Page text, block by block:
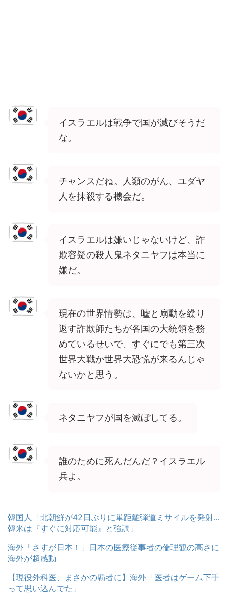
イスラエルは戦争で国が滅びそうだ
な。
チャンスだね。人類のがん、ユダヤ
人を抹殺する機会だ。
イスラエルは嫌いじゃないけど、詐
欺容疑の殺人鬼ネタニヤフは本当に
嫌だ。
現在の世界情勢は、嘘と扇動を繰り
返す詐欺師たちが各国の大統領を務
めているせいで、すぐにでも第三次
世界大戦か世界大恐慌が来るんじゃ
ないかと思う。
ネタニヤフが国を滅ぼしてる。
誰のために死んだんだ？イスラエル
兵よ。
韓国人「北朝鮮が42日ぶりに単距離弾道ミサイルを発射…
韓米は『すぐに対応可能』と強調」
海外「さすが日本！」日本の医療従事者の倫理観の高さに
海外が超感動
【現役外科医、まさかの覇者に】海外「医者はゲーム下手
って思い込んでた」